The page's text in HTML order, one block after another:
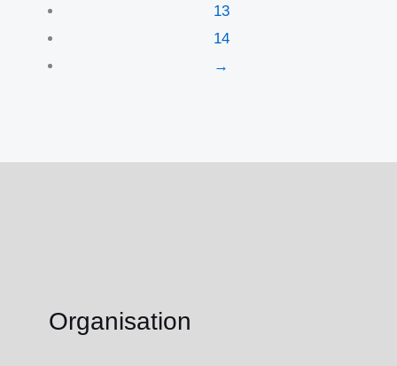
13
14
→
Organisation